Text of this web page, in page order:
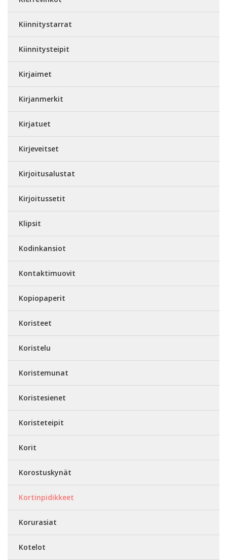
Kiinnitystarrat
Kiinnitysteipit
Kirjaimet
Kirjanmerkit
Kirjatuet
Kirjeveitset
Kirjoitusalustat
Kirjoitussetit
Klipsit
Kodinkansiot
Kontaktimuovit
Kopiopaperit
Koristeet
Koristelu
Koristemunat
Koristesienet
Koristeteipit
Korit
Korostuskynät
Kortinpidikkeet
Korurasiat
Kotelot